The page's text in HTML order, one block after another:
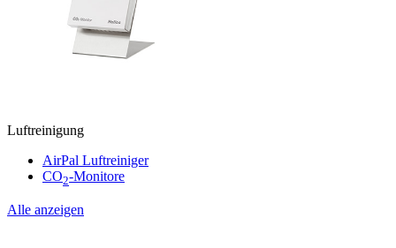
Luftreinigung
AirPal Luftreiniger
CO2-Monitore
Alle anzeigen